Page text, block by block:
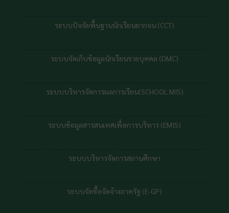
ระบบปัจจัยพื้นฐานนักเรียนยากจน (CCT)
ระบบจัดเก็บข้อมูลนักเรียนรายบุคคล (DMC)
ระบบบริหารจัดการผลการเรียน(SCHOOL MIS)
ระบบข้อมูลสารสนเทศเพื่อการบริหาร (EMIS)
ระบบบริหารจัดการสถานศึกษา
ระบบจัดซื้อจัดจ้างภาครัฐ (E-GP)